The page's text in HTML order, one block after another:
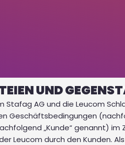
UND
Stafag AG und die Leucom
Geschäftsbedingungen
„Kunde“ genannt)
Leucom durch den Kunden.